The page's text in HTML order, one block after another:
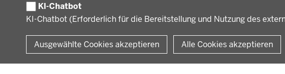
KI-Chatbot
KI-Chatbot (Erforderlich für die Bereitstellung und Nutzung des
Ausgewählte Cookies akzeptieren Alle Cookies akzeptieren